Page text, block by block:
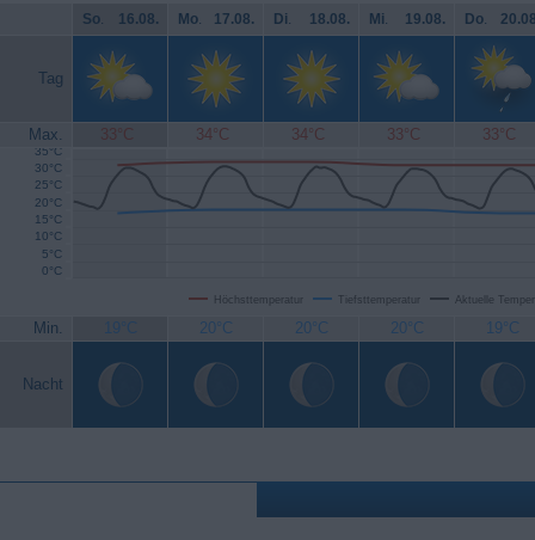
So. 16.08. Mo. 17.08. Di. 18.08. Mi. 19.08. Do.
Tag
Max. 33°C 34°C 34°C 33°C 33°C
Höchsttemperatur Tiefsttemperatur Aktuelle
0°C
5°C
10°C
15°C
20°C
25°C
30°C
35°C
Min. 19°C 20°C 20°C 20°C 19°C
Nacht